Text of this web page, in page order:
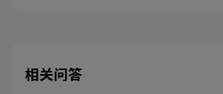
相关问答